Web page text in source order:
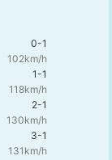
0-1
102km/h
1-1
118km/h
2-1
130km/h
3-1
131km/h